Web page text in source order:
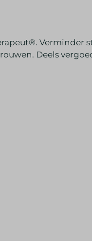
Verminder
Deels